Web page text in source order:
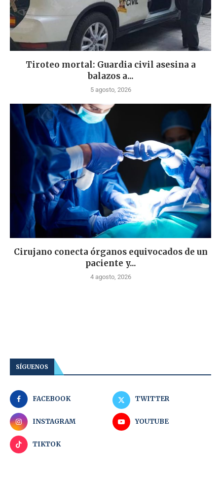
Tiroteo mortal: Guardia civil asesina a
balazos a...
5 agosto, 2026
Cirujano conecta órganos equivocados de un
paciente y...
4 agosto, 2026
SÍGUENOS
FACEBOOK TWITTER
INSTAGRAM YOUTUBE
TIKTOK